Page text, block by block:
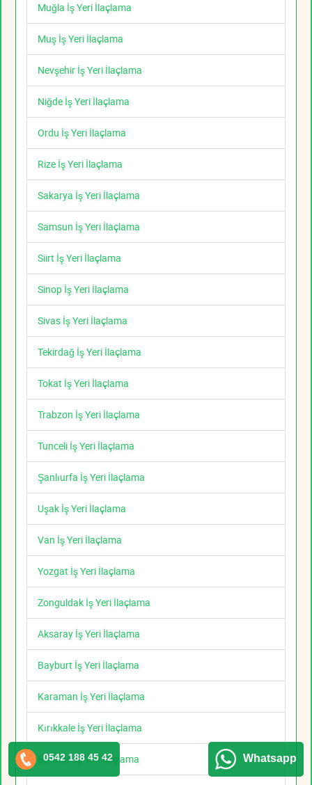
Muğla İş Yeri İlaçlama
Muş İş Yeri İlaçlama
Nevşehir İş Yeri İlaçlama
Niğde İş Yeri İlaçlama
Ordu İş Yeri İlaçlama
Rize İş Yeri İlaçlama
Sakarya İş Yeri İlaçlama
Samsun İş Yeri İlaçlama
Siirt İş Yeri İlaçlama
Sinop İş Yeri İlaçlama
Sivas İş Yeri İlaçlama
Tekirdağ İş Yeri İlaçlama
Tokat İş Yeri İlaçlama
Trabzon İş Yeri İlaçlama
Tunceli İş Yeri İlaçlama
Şanlıurfa İş Yeri İlaçlama
Uşak İş Yeri İlaçlama
Van İş Yeri İlaçlama
Yozgat İş Yeri İlaçlama
Zonguldak İş Yeri İlaçlama
Aksaray İş Yeri İlaçlama
Bayburt İş Yeri İlaçlama
Karaman İş Yeri İlaçlama
Kırıkkale İş Yeri İlaçlama
Batman İş Yeri İlaçlama
0542 188 45 42 Whatsapp